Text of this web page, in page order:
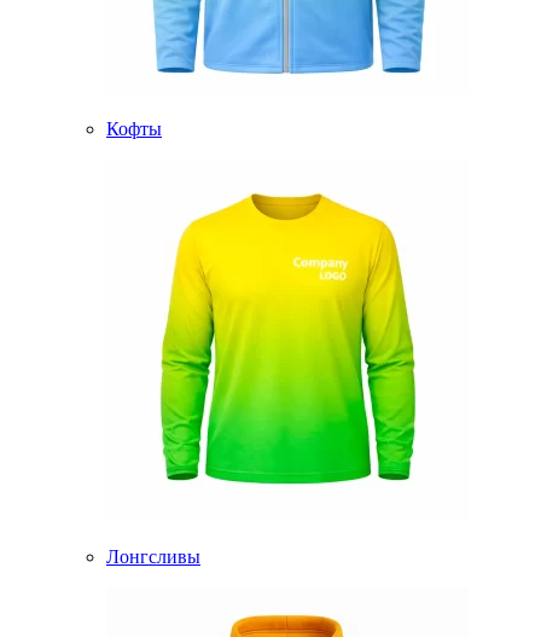
Кофты
Лонгсливы